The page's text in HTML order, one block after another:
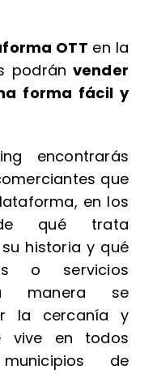
OTT en la
podrán vender
forma fácil y
encontrarás
que
en los
qué trata
historia y qué
o servicios
manera se
la cercanía y
vive en todos
de